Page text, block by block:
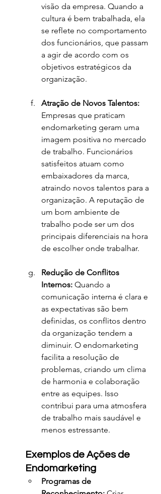
visão da empresa. Quando a
cultura é bem trabalhada, ela
se reflete no comportamento
dos funcionários, que passam
a agir de acordo com os
objetivos estratégicos da
organização.
Atração de Novos Talentos:
Empresas que praticam
endomarketing geram uma
imagem positiva no mercado
de trabalho. Funcionários
satisfeitos atuam como
embaixadores da marca,
atraindo novos talentos para a
organização. A reputação de
um bom ambiente de
trabalho pode ser um dos
principais diferenciais na hora
de escolher onde trabalhar.
Redução de Conflitos
Internos: Quando a
comunicação interna é clara e
as expectativas são bem
definidas, os conflitos dentro
da organização tendem a
diminuir. O endomarketing
facilita a resolução de
problemas, criando um clima
de harmonia e colaboração
entre as equipes. Isso
contribui para uma atmosfera
de trabalho mais saudável e
menos estressante.
Exemplos de Ações de
Endomarketing
Programas de